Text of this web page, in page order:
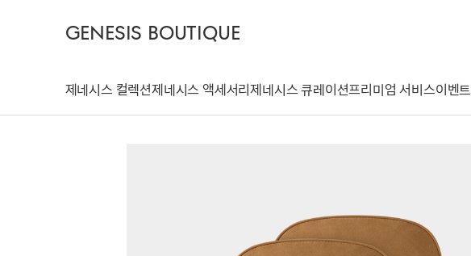
GENESIS BOUTIQUE
제네시스 컬렉션제네시스 액세서리제네시스 큐레이션프리미엄 서비스이벤트